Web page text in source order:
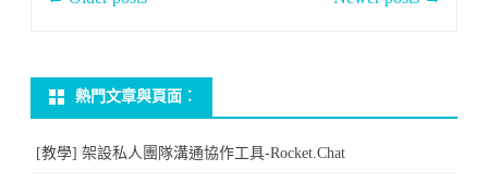
結
構
瀏
熱門文章與頁面︰
[教學] 架設私人團隊溝通協作工具-Rocket.Chat